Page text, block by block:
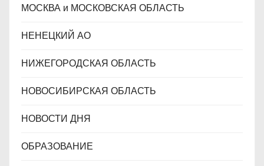
МОСКВА и МОСКОВСКАЯ ОБЛАСТЬ
НЕНЕЦКИЙ АО
НИЖЕГОРОДСКАЯ ОБЛАСТЬ
НОВОСИБИРСКАЯ ОБЛАСТЬ
НОВОСТИ ДНЯ
ОБРАЗОВАНИЕ